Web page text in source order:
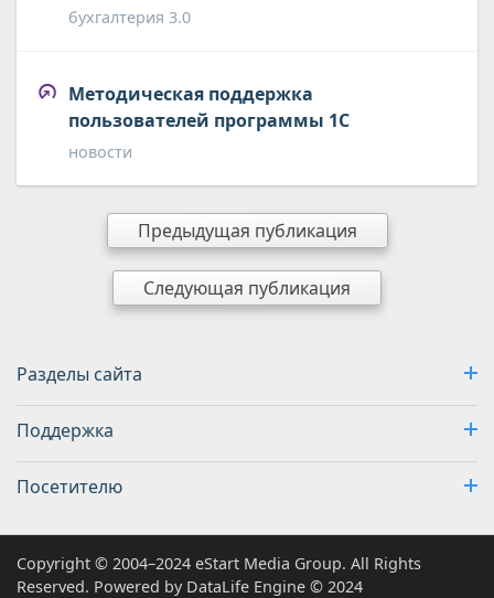
бухгалтерия 3.0
Методическая поддержка
пользователей программы 1С
новости
Предыдущая публикация
Следующая публикация
Разделы сайта
Поддержка
Посетителю
Copyright © 2004–2024 eStart Media Group. All Rights
Reserved. Powered by DataLife Engine © 2024